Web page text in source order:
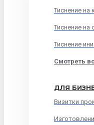
Тиснение на
Тиснение на
Тиснение
Смотреть
ДЛЯ
Визитки